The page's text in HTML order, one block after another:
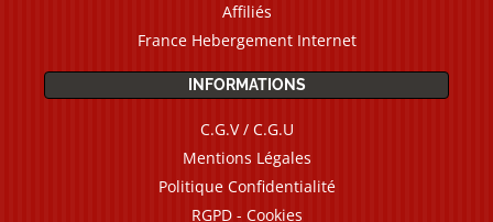
Affiliés
France Hebergement Internet
INFORMATIONS
C.G.V / C.G.U
Mentions Légales
Politique Confidentialité
RGPD - Cookies